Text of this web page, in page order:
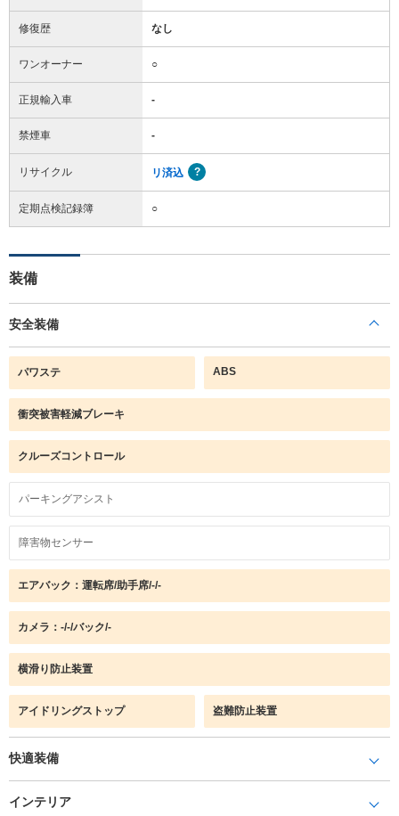
修復歴 なし
ワンオーナー ○
正規輸入車 -
禁煙車 -
リサイクル リ済込
定期点検記録簿 ○
装備
安全装備
パワステ ABS
衝突被害軽減ブレーキ
クルーズコントロール
パーキングアシスト
障害物センサー
エアバック：運転席/助手席/-/-
カメラ：-/-/バック/-
横滑り防止装置
アイドリングストップ 盗難防止装置
快適装備
インテリア